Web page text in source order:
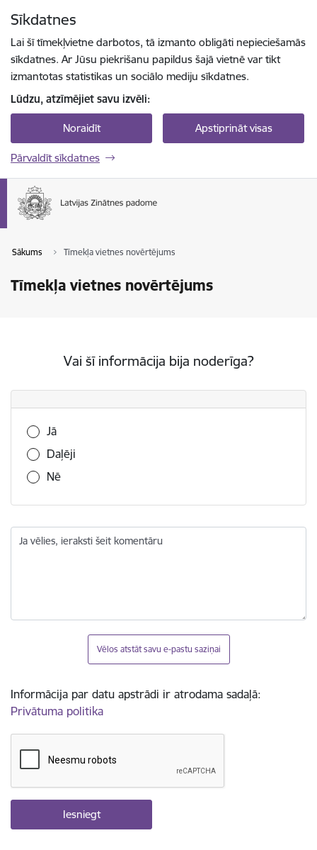
Sīkdatnes
Lai šī tīmekļvietne darbotos, tā izmanto obligāti nepieciešamās
sīkdatnes. Ar Jūsu piekrišanu papildus šajā vietnē var tikt
izmantotas statistikas un sociālo mediju sīkdatnes.
Lūdzu, atzīmējiet savu izvēli:
Noraidīt Apstiprināt visas
Pārvaldīt sīkdatnes
Sākums Tīmekļa vietnes novērtējums
Tīmekļa vietnes novērtējums
Vai šī informācija bija noderīga?
Vai šī informācija bija noderīga?
Jā
Daļēji
Nē
Ja vēlies, ieraksti šeit komentāru
Vēlos atstāt savu e-pastu saziņai
Informācija par datu apstrādi ir atrodama sadaļā:
Privātuma politika